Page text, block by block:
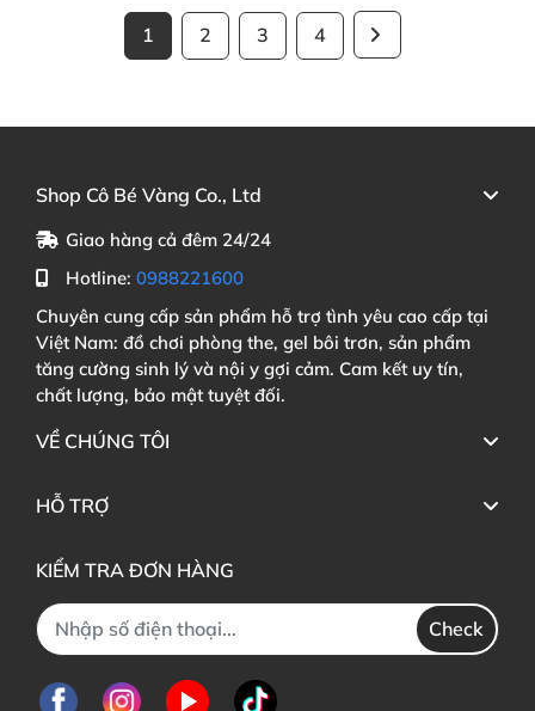
1 2 3 4
Shop Cô Bé Vàng Co., Ltd
Giao hàng cả đêm 24/24
Hotline: 0988221600
Chuyên cung cấp sản phẩm hỗ trợ tình yêu cao cấp tại
Việt Nam: đồ chơi phòng the, gel bôi trơn, sản phẩm
tăng cường sinh lý và nội y gợi cảm. Cam kết uy tín,
chất lượng, bảo mật tuyệt đối.
VỀ CHÚNG TÔI
HỖ TRỢ
KIỂM TRA ĐƠN HÀNG
Check